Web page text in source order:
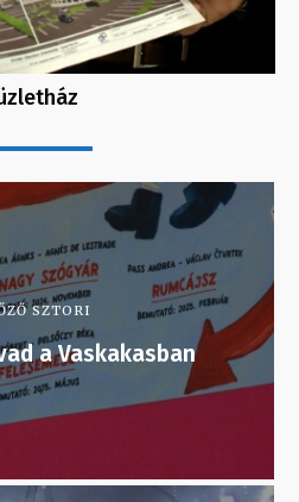
SZTORI
a Vaskakasban